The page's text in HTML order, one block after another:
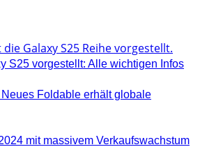
S25 vorgestellt: Alle wichtigen Infos
Foldable erhält globale
mit massivem Verkaufswachstum